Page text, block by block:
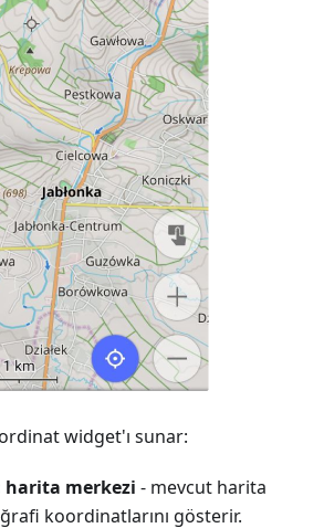
widget'ı sunar:
merkezi - mevcut harita
koordinatlarını gösterir.